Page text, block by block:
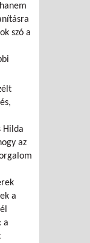
szó a
Hilda
az
a
a